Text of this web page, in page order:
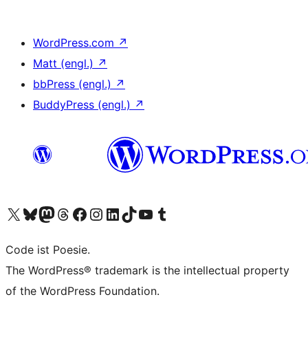
WordPress.com ↗
Matt (engl.) ↗
bbPress (engl.) ↗
BuddyPress (engl.) ↗
Unser X-Konto (früher Twitter) besuchen
Unser Bluesky-Konto besuchen
Unser Mastodon-Konto besuchen
Unser Threads-Konto besuchen
Unsere Facebook-Seite besuchen
Unser Instagram-Konto besuchen
Unser LinkedIn-Konto besuchen
Unser TikTok-Konto besuchen
Unseren YouTube-Kanal besuchen
Unser Tumblr-Konto besuchen
Code ist Poesie.
The WordPress® trademark is the intellectual property
of the WordPress Foundation.